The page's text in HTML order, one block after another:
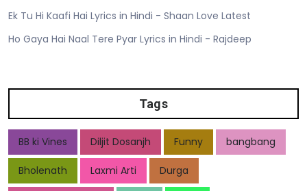
Ek Tu Hi Kaafi Hai Lyrics in Hindi - Shaan Love Latest
Ho Gaya Hai Naal Tere Pyar Lyrics in Hindi - Rajdeep
Tags
BB ki Vines Diljit Dosanjh Funny bangbang
Bholenath Laxmi Arti Durga